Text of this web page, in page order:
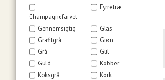
Champagnefarvet
Fyrretræ
Gennemsigtig
Glas
Grafitgrå
Grøn
Grå
Gul
Guld
Kobber
Koksgrå
Kork